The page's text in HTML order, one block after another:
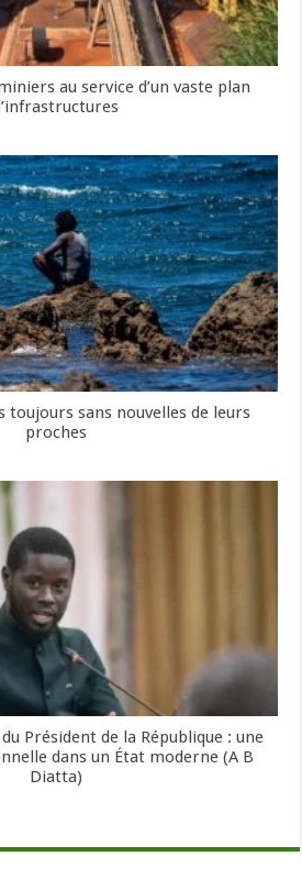
au service d’un vaste plan
toujours sans nouvelles de leurs
proches
Président de la République : une
dans un État moderne (A B
Diatta)